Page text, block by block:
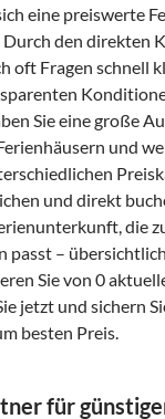
eine preiswerte
Durch den direkten
oft Fragen schnell
Sie eine große
und
und direkt
die
passt –
Sie von 0
jetzt und sichern
besten Preis.
für